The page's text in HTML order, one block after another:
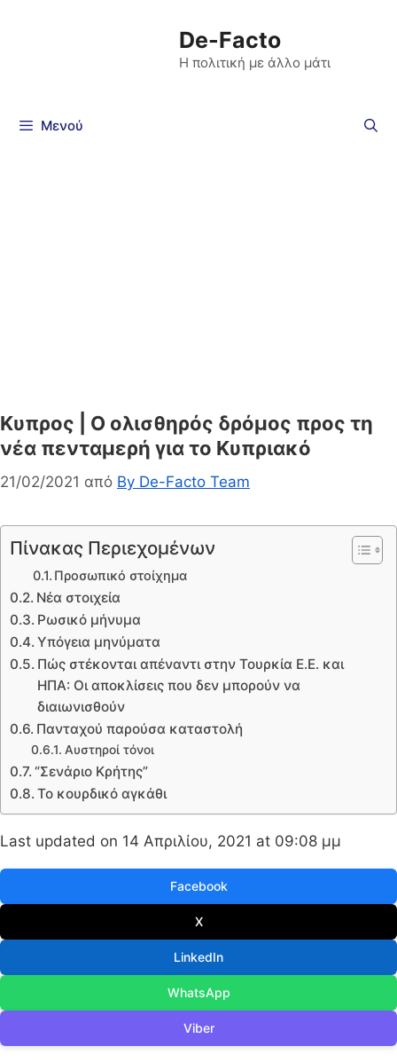
De-Facto
Η πολιτική με άλλο μάτι
Μενού
Κυπρος | Ο ολισθηρός δρόμος προς τη
νέα πενταμερή για το Κυπριακό
21/02/2021 από By De-Facto Team
Πίνακας Περιεχομένων
Προσωπικό στοίχημα
Νέα στοιχεία
Ρωσικό μήνυμα
Υπόγεια μηνύματα
Πώς στέκονται απέναντι στην Τουρκία Ε.Ε. και
ΗΠΑ: Οι αποκλίσεις που δεν μπορούν να
διαιωνισθούν
Πανταχού παρούσα καταστολή
Αυστηροί τόνοι
“Σενάριο Κρήτης”
Το κουρδικό αγκάθι
Last updated on 14 Απριλίου, 2021 at 09:08 μμ
Facebook
X
LinkedIn
WhatsApp
Viber